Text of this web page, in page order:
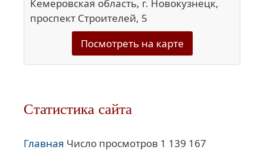
Кемеровская область, г. Новокузнецк,
проспект Строителей, 5
Посмотреть на карте
Статистика сайта
Главная Число просмотров 1 139 167